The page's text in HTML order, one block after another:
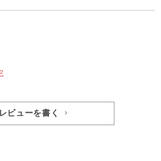
レビューを書く